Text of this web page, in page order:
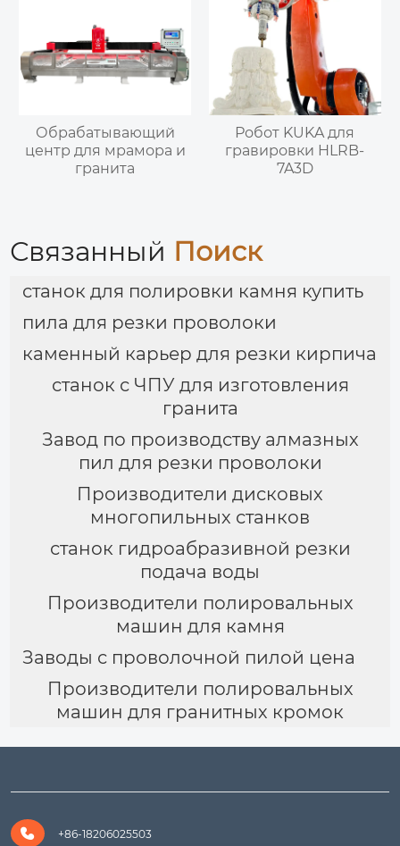
Обрабатывающий
центр для мрамора и
гранита
Робот KUKA для
гравировки HLRB-
7A3D
Связанный Поиск
станок для полировки камня купить
пила для резки проволоки
каменный карьер для резки кирпича
станок с ЧПУ для изготовления
гранита
Завод по производству алмазных
пил для резки проволоки
Производители дисковых
многопильных станков
станок гидроабразивной резки
подача воды
Производители полировальных
машин для камня
Заводы с проволочной пилой цена
Производители полировальных
машин для гранитных кромок
 +86-18206025503